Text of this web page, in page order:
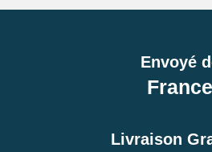
Envoyé
France
Livraison